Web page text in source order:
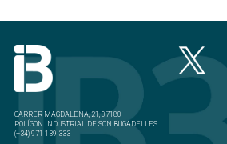
CARRER MAGDALENA, 21, 07180
POLÍGON INDUSTRIAL DE SON BUGADELLES
(+34) 971 139 333